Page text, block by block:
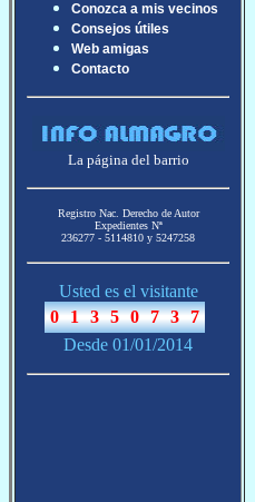
Conozca a mis vecinos
Consejos útiles
Web amigas
Contacto
La página del barrio
Registro Nac. Derecho de Autor
Expedientes Nª
236277 - 5114810 y 5247258
Usted es el visitante
Desde 01/01/2014